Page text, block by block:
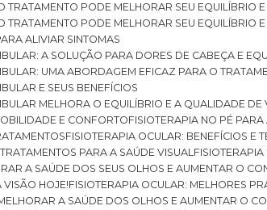
TRATAMENTO PODE MELHORAR SEU EQUILÍBRIO
TRATAMENTO PODE MELHORAR SEU EQUILÍBRIO
ALIVIAR SINTOMAS
A SOLUÇÃO PARA DORES DE CABEÇA E
UMA ABORDAGEM EFICAZ PARA O
E SEUS BENEFÍCIOS
MELHORA O EQUILÍBRIO E A QUALIDADE DE
E CONFORTO
FISIOTERAPIA NO PÉ
FISIOTERAPIA OCULAR: BENEFÍCIOS E
PARA A SAÚDE VISUAL
A SAÚDE DOS SEUS OLHOS E AUMENTAR O
VISÃO HOJE! FISIOTERAPIA OCULAR: MELHORES
A SAÚDE DOS OLHOS E AUMENTAR O